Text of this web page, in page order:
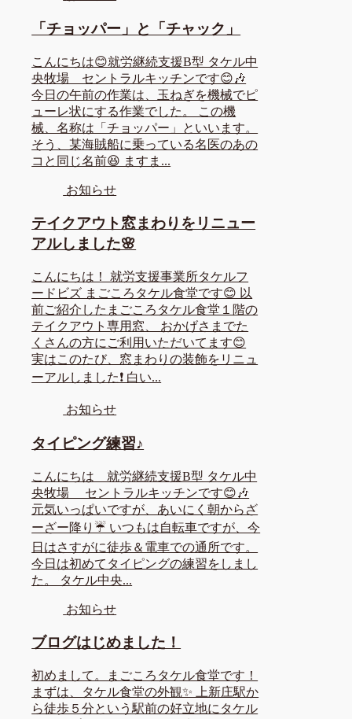
「チョッパー」と「チャック」
こんにちは😊就労継続支援B型 タケル中
央牧場 セントラルキッチンです😊🎶
今日の午前の作業は、玉ねぎを機械でピ
ューレ状にする作業でした。 この機
械、名称は「チョッパー」といいます。
そう、某海賊船に乗っている名医のあの
コと同じ名前😆 ますま...
お知らせ
テイクアウト窓まわりをリニュー
アルしました🌸
こんにちは！ 就労支援事業所タケルフ
ードビズ まごころタケル食堂です😊 以
前ご紹介したまごころタケル食堂１階の
テイクアウト専用窓、 おかげさまでた
くさんの方にご利用いただいてます😊
実はこのたび、窓まわりの装飾をリニュ
ーアルしました❗ 白い...
お知らせ
タイピング練習♪
こんにちは 就労継続支援B型 タケル中
央牧場 セントラルキッチンです😊🎶
元気いっぱいですが、あいにく朝からざ
ーざー降り☔ いつもは自転車ですが、今
日はさすがに徒歩＆電車での通所です。
今日は初めてタイピングの練習をしまし
た。 タケル中央...
お知らせ
ブログはじめました！
初めまして。まごころタケル食堂です！
まずは、タケル食堂の外観✨ 上新庄駅か
ら徒歩５分という駅前の好立地にタケル